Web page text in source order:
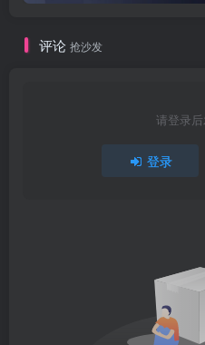
评论 抢沙发
请登录
登录